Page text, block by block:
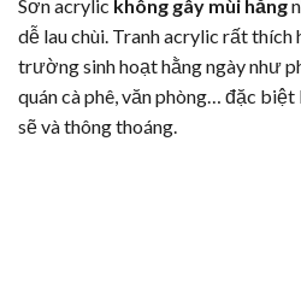
Sơn acrylic không gây mùi hăng
dễ lau chùi. Tranh acrylic rất
trường sinh hoạt hằng ngày như
quán cà phê, văn phòng… đặc
sẽ và thông thoáng.